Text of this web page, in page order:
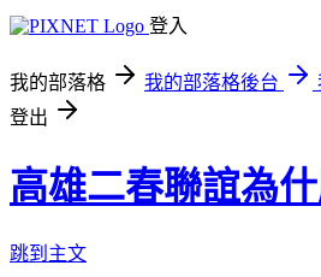
登入
我的部落格 我的部落格後台
登出
高雄二春聯誼為
跳到主文